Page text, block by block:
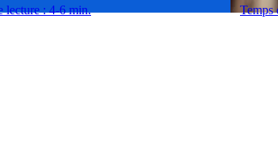
lecture : 4-6 min. Temps